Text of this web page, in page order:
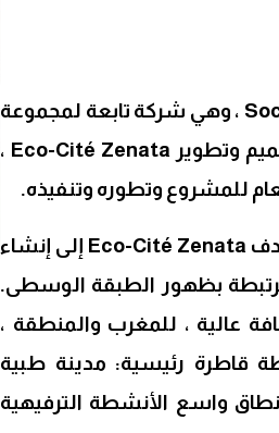
تم تكليف Société d’Aménagement Zenata (SAZ) ، وهي شركة تابعة لمجموعة
Caisse de Dépôts et de Gestion (CDG) ، بتصميم وتطوير Eco-Cité Zenata ،
للمشروع وتطوره وتنفيذه.
في منتصف الطريق بين الدار البيضاء والرباط ، يهدف Eco-Cité Zenata إلى إنشاء
بظهور الطبقة الوسطى.
مضافة عالية ، للمغرب والمنطقة ،
في تنميتها من خلال 4 أنشطة قاطرة رئيسية: مدينة طبية
واسع الأنشطة الترفيهية